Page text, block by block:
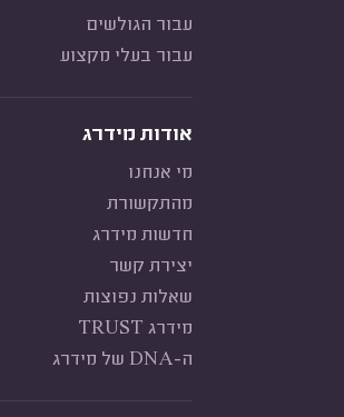
עבור הגולשים
עבור בעלי מקצוע
אודות מידרג
מי אנחנו
מהתקשורת
חדשות מידרג
יצירת קשר
שאלות נפוצות
מידרג TRUST
ה-DNA של מידרג